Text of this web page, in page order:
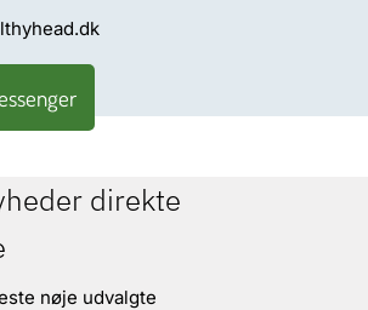
direkte
nøje udvalgte